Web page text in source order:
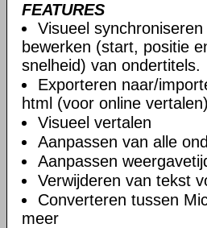
FEATURES
Visueel synchroniseren
bewerken (start, positie
snelheid) van ondertitels.
Exporteren naar/
html (voor online vertalen)
Visueel vertalen
Aanpassen van alle
Aanpassen
Verwijderen van tekst
Converteren tussen
meer